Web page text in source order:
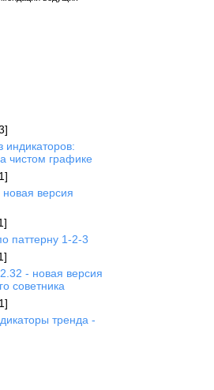
индикаторов:
чистом графике
версия
паттерну 1-2-3
- новая версия
советника
тренда -